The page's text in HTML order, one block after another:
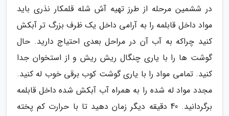
در ششمین مرحله از طرز تهیه آش شله قلمکار نذری باید
مواد داخل قابلمه را به آرامی داخل یک ظرف بزرگ تر آبکش
کنید چراکه به آب آن در مراحل بعدی احتیاج دارید. حال
گوشت ها را با یاری چنگال ریش ریش و از استخوان جدا
کنید. تمامی مواد را با یاری گوشت کوب برقی خوب له کنید.
مجدد مواد له شده را به همراه آب آبکش شده داخل قابلمه
برگردانید. 40 دقیقه دیگر زمان دهید تا با حرارت کم پخته